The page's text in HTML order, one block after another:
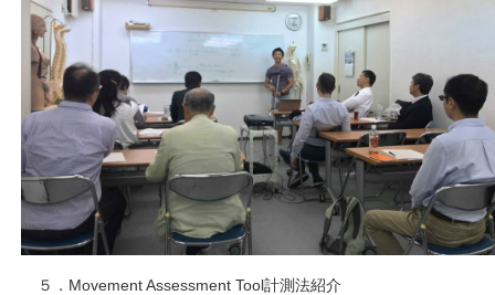
５．Movement Assessment Tool計測法紹介